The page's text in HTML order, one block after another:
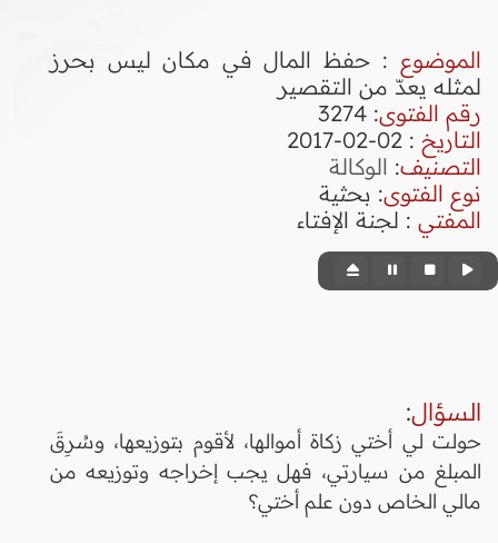
الموضوع : حفظ المال في مكان ليس بحرز
لمثله يعدّ من التقصير
رقم الفتوى:
3274
التاريخ : 02-02-2017
التصنيف: الوكالة
نوع الفتوى: بحثية
المفتي : لجنة الإفتاء
السؤال:
حولت لي أختي زكاة أموالها، لأقوم بتوزيعها، وسُرِقَ
المبلغ من سيارتي، فهل يجب إخراجه وتوزيعه من
مالي الخاص دون علم أختي؟